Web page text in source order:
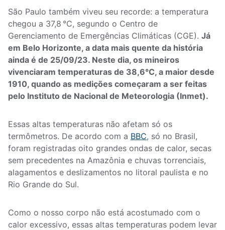
São Paulo também viveu seu recorde: a temperatura
chegou a 37,8 °C, segundo o Centro de
Gerenciamento de Emergências Climáticas (CGE). Já
em Belo Horizonte, a data mais quente da história
ainda é de 25/09/23. Neste dia, os mineiros
vivenciaram temperaturas de 38,6°C, a maior desde
1910, quando as medições começaram a ser feitas
pelo Instituto de Nacional de Meteorologia (Inmet).
Essas altas temperaturas não afetam só os
termômetros. De acordo com a BBC, só no Brasil,
foram registradas oito grandes ondas de calor, secas
sem precedentes na Amazônia e chuvas torrenciais,
alagamentos e deslizamentos no litoral paulista e no
Rio Grande do Sul.
Como o nosso corpo não está acostumado com o
calor excessivo, essas altas temperaturas podem levar